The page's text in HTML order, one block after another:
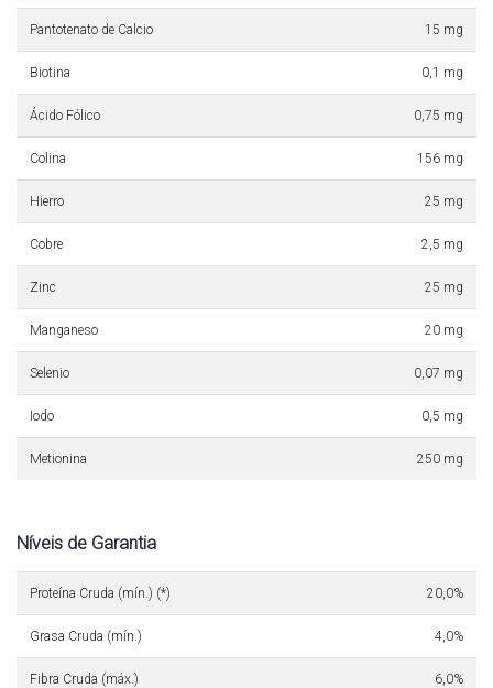
Pantotenato de Calcio 15 mg
Biotina 0,1 mg
Ácido Fólico 0,75 mg
Colina 156 mg
Hierro 25 mg
Cobre 2,5 mg
Zinc 25 mg
Manganeso 20 mg
Selenio 0,07 mg
Iodo 0,5 mg
Metionina 250 mg
Níveis de Garantia
Proteína Cruda (mín.) (*) 20,0%
Grasa Cruda (mín.) 4,0%
Fibra Cruda (máx.) 6,0%